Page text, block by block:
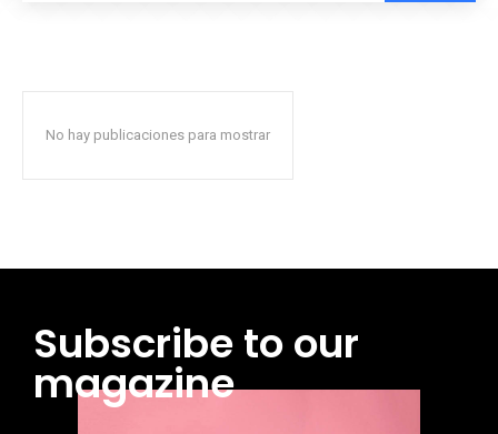
No hay publicaciones para mostrar
Subscribe to our
magazine